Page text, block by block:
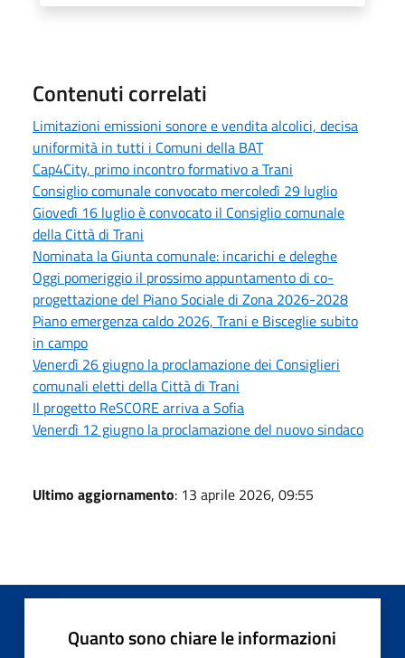
Contenuti correlati
Limitazioni emissioni sonore e vendita alcolici, decisa
uniformità in tutti i Comuni della BAT
Cap4City, primo incontro formativo a Trani
Consiglio comunale convocato mercoledì 29 luglio
Giovedì 16 luglio è convocato il Consiglio comunale
della Città di Trani
Nominata la Giunta comunale: incarichi e deleghe
Oggi pomeriggio il prossimo appuntamento di co-
progettazione del Piano Sociale di Zona 2026-2028
Piano emergenza caldo 2026, Trani e Bisceglie subito
in campo
Venerdì 26 giugno la proclamazione dei Consiglieri
comunali eletti della Città di Trani
Il progetto ReSCORE arriva a Sofia
Venerdì 12 giugno la proclamazione del nuovo sindaco
Ultimo aggiornamento: 13 aprile 2026, 09:55
Quanto sono chiare le informazioni